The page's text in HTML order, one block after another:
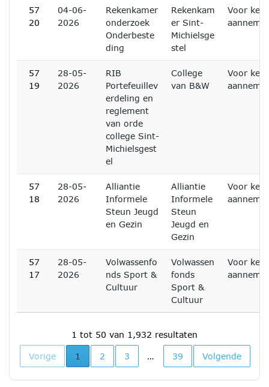
57
20
04-06-
2026
Rekenkamer
onderzoek
Onderbeste
ding
Rekenkam
er Sint-
Michielsge
stel
Voor
57
19
28-05-
2026
RIB
Portefeuillev
erdeling en
reglement
van orde
college Sint-
Michielsgest
el
College
van B&W
Voor
57
18
28-05-
2026
Alliantie
Informele
Steun Jeugd
en Gezin
Alliantie
Informele
Steun
Jeugd en
Gezin
Voor
57
17
28-05-
2026
Volwassenfo
nds Sport &
Cultuur
Volwassen
fonds
Sport &
Cultuur
Voor
1 tot 50 van 1,932 resultaten
Vorige 1 Huidige pagina
2 3 … 39 Volgende